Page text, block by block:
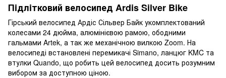
Пiдлiтковий велосипед Ardis Silver Bike
Гірський велосипед Ардіс Сільвер Байк укомплектований
колесами 24 дюйма, алюмінієвою рамою, ободними
гальмами Artek, а так же механічною вилкою Zoom. На
велосипеді встановлені перемикачі Simano, ланцюг KMC та
втулки Quando, що робить цей велосипед досить розумним
вибором за доступною ціною.